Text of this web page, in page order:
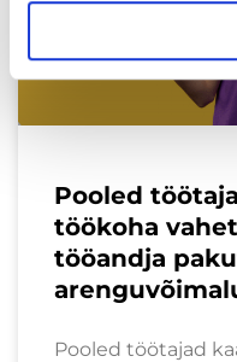
Pooled
töökoha
tööandja
Pooled töötajad